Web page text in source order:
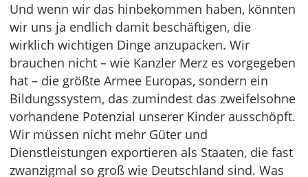
Und wenn wir das hinbekommen haben, könnten
wir uns ja endlich damit beschäftigen, die
wirklich wichtigen Dinge anzupacken. Wir
brauchen nicht – wie Kanzler Merz es vorgegeben
hat – die größte Armee Europas, sondern ein
Bildungssystem, das zumindest das zweifelsohne
vorhandene Potenzial unserer Kinder ausschöpft.
Wir müssen nicht mehr Güter und
Dienstleistungen exportieren als Staaten, die fast
zwanzigmal so groß wie Deutschland sind. Was